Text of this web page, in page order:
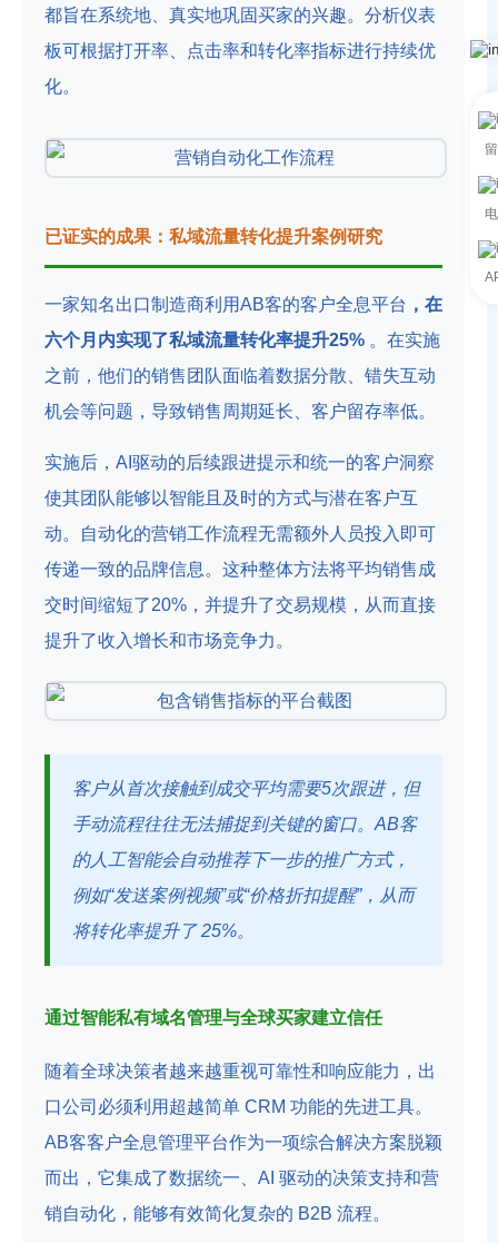
都旨在系统地、真实地巩固买家的兴趣。分析仪表
板可根据打开率、点击率和转化率指标进行持续优
化。
已证实的成果：私域流量转化提升案例研究
一家知名出口制造商利用AB客的客户全息平台 ，在
六个月内实现了私域流量转化率提升25% 。在实施
之前，他们的销售团队面临着数据分散、错失互动
机会等问题，导致销售周期延长、客户留存率低。
实施后，AI驱动的后续跟进提示和统一的客户洞察
使其团队能够以智能且及时的方式与潜在客户互
动。自动化的营销工作流程无需额外人员投入即可
传递一致的品牌信息。这种整体方法将平均销售成
交时间缩短了20%，并提升了交易规模，从而直接
提升了收入增长和市场竞争力。
客户从首次接触到成交平均需要5次跟进，但
手动流程往往无法捕捉到关键的窗口。AB客
的人工智能会自动推荐下一步的推广方式，
例如“发送案例视频”或“价格折扣提醒”，从而
将转化率提升了 25%。
通过智能私有域名管理与全球买家建立信任
随着全球决策者越来越重视可靠性和响应能力，出
口公司必须利用超越简单 CRM 功能的先进工具。
AB客客户全息管理平台作为一项综合解决方案脱颖
而出，它集成了数据统一、AI 驱动的决策支持和营
销自动化，能够有效简化复杂的 B2B 流程。